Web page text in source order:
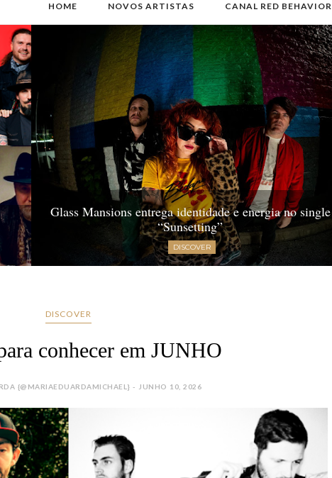
HOME NOVOS ARTISTAS CANAL RED BEHAVIOR
Glass Mansions entrega identidade e energia no single
“Sunsetting”
DISCOVER
DISCOVER
conhecer em JUNHO
{@MARIAEDUARDAMICHAEL} - JUNHO 10, 2026